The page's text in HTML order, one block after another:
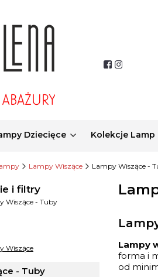
Dziecięce Kolekcje Lamp
Lampy Wiszące Lampy Wiszące -
i filtry
Wiszące - Tuby
Wiszące
- Tuby
Lampy
forma i
od